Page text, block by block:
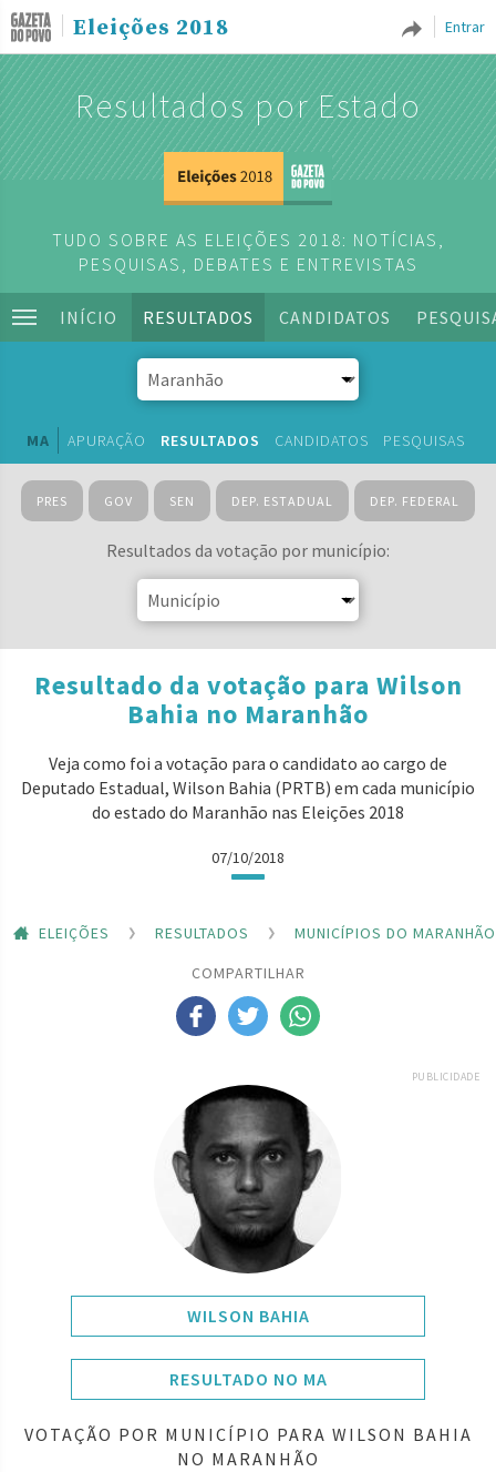
Entrar
Eleições 2018
Resultados por Estado
TUDO SOBRE AS ELEIÇÕES 2018: NOTÍCIAS,
PESQUISAS, DEBATES E ENTREVISTAS
INÍCIO RESULTADOS CANDIDATOS
MA APURAÇÃO RESULTADOS CANDIDATOS PESQUISAS
PRES GOV SEN DEP. ESTADUAL DEP. FEDERAL
Resultados da votação por município:
Resultado da votação para Wilson
Bahia no Maranhão
Veja como foi a votação para o candidato ao cargo de
Deputado Estadual, Wilson Bahia (PRTB) em cada município
do estado do Maranhão nas Eleições 2018
07/10/2018
ELEIÇÕES RESULTADOS
MUNICÍPIOS DO MARANHÃO
COMPARTILHAR
PUBLICIDADE
WILSON BAHIA
RESULTADO NO MA
VOTAÇÃO POR MUNICÍPIO PARA WILSON BAHIA
NO MARANHÃO